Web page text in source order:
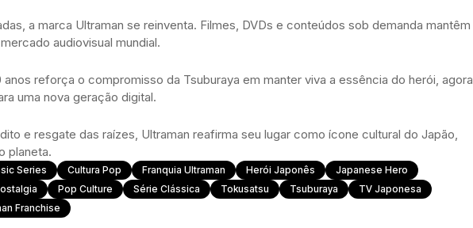
a marca Ultraman se reinventa. Filmes, DVDs e conteúdos sob demanda mantêm
audiovisual mundial.
anos reforça o compromisso da Tsuburaya em manter viva a essência do herói, agora
uma nova geração digital.
e resgate das raízes, Ultraman reafirma seu lugar como ícone cultural do Japão,
planeta.
Series Cultura Pop Franquia Ultraman Herói Japonês
Japanese Hero
Pop Culture Série Clássica Tokusatsu Tsuburaya
TV Japonesa
Franchise